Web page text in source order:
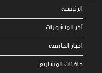
الرئيسية
آخر المنشورات
اخبار الجامعة
حاضنات المشاريع